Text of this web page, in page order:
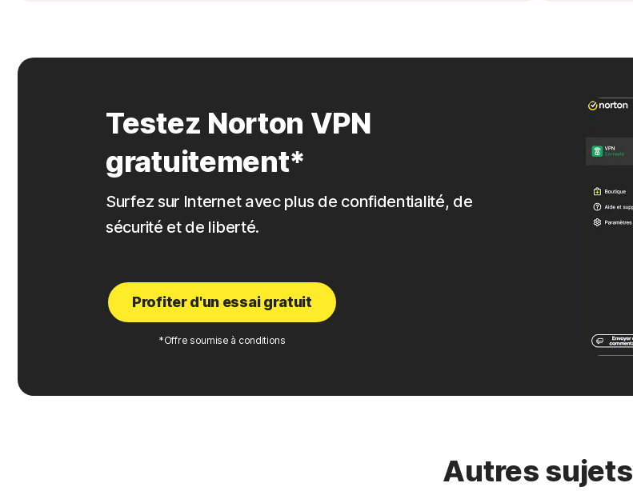
Testez Norton VPN
gratuitement*
Surfez sur Internet avec plus de confidentialité, de
sécurité et de liberté.
Profiter d'un essai gratuit
*Offre soumise à conditions
Autres sujets